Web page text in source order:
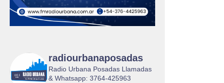
radiourbanaposadas
Radio Urbana Posadas Llamadas
& Whatsapp: 3764-425963